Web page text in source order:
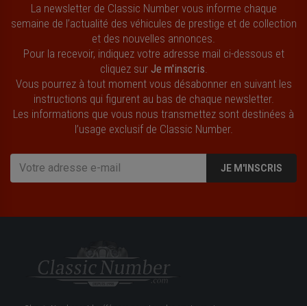
La newsletter de Classic Number vous informe chaque
semaine de l’actualité des véhicules de prestige et de collection
et des nouvelles annonces.
Pour la recevoir, indiquez votre adresse mail ci-dessous et
cliquez sur Je m'inscris
Vous pourrez à tout moment vous désabonner en suivant les
instructions qui figurent au bas de chaque newsletter.
Les informations que vous nous transmettez sont destinées à
l’usage exclusif de Classic Number.
JE M'INSCRIS